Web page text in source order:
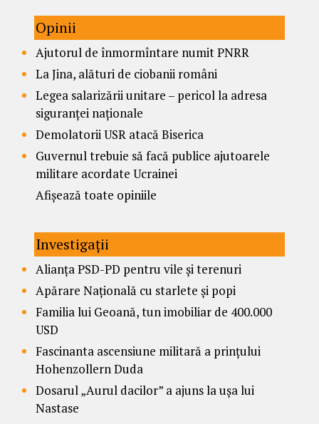
Opinii
Ajutorul de înmormîntare numit PNRR
La Jina, alături de ciobanii români
Legea salarizării unitare – pericol la adresa
siguranței naționale
Demolatorii USR atacă Biserica
Guvernul trebuie să facă publice ajutoarele
militare acordate Ucrainei
Afișează toate opiniile
Investigații
Alianța PSD-PD pentru vile și terenuri
Apărare Națională cu starlete și popi
Familia lui Geoană, tun imobiliar de 400.000
USD
Fascinanta ascensiune militară a prințului
Hohenzollern Duda
Dosarul „Aurul dacilor” a ajuns la ușa lui
Nastase